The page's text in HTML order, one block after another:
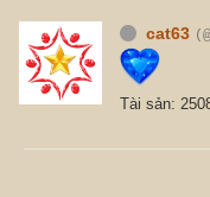
cat63
Tài sản: